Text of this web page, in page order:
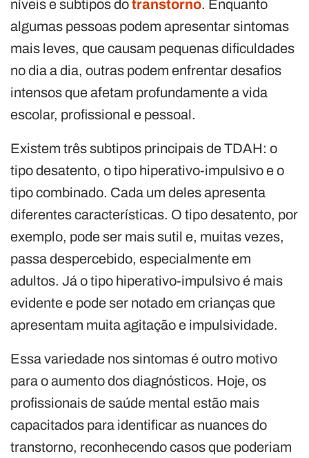
níveis e subtipos dotranstorno. Enquanto
algumas pessoas podem apresentar sintomas
mais leves, que causam pequenas dificuldades
no dia a dia, outras podem enfrentar desafios
intensos que afetam profundamente a vida
escolar, profissional e pessoal.
Existem três subtipos principais de TDAH: o
tipo desatento, o tipo hiperativo-impulsivo e o
tipo combinado. Cada um deles apresenta
diferentes características. O tipo desatento, por
exemplo, pode ser mais sutil e, muitas vezes,
passa despercebido, especialmente em
adultos. Já o tipo hiperativo-impulsivo é mais
evidente e pode ser notado em crianças que
apresentam muita agitação e impulsividade.
Essa variedade nos sintomas é outro motivo
para o aumento dos diagnósticos. Hoje, os
profissionais de saúde mental estão mais
capacitados para identificar as nuances do
transtorno, reconhecendo casos que poderiam